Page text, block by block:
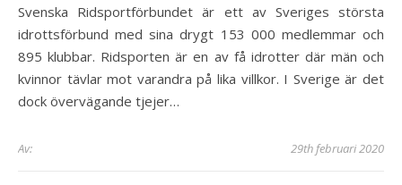
Svenska Ridsportförbundet är ett av Sveriges största
idrottsförbund med sina drygt 153 000 medlemmar och
895 klubbar. Ridsporten är en av få idrotter där män och
kvinnor tävlar mot varandra på lika villkor. I Sverige är det
dock övervägande tjejer…
Av: 29th februari 2020